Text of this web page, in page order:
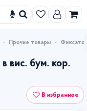
Искать
Прочие товары
В избранное